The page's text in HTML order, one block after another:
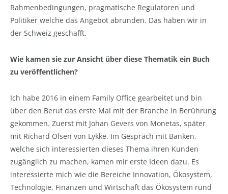
Rahmenbedingungen, pragmatische Regulatoren und
Politiker welche das Angebot abrunden. Das haben wir in
der Schweiz geschafft.
Wie kamen sie zur Ansicht über diese Thematik ein Buch
zu veröffentlichen?
Ich habe 2016 in einem Family Office gearbeitet und bin
über den Beruf das erste Mal mit der Branche in Berührung
gekommen. Zuerst mit Johan Gevers von Monetas, später
mit Richard Olsen von Lykke. Im Gespräch mit Banken,
welche sich interessierten dieses Thema ihren Kunden
zugänglich zu machen, kamen mir erste Ideen dazu. Es
interessierte mich wie die Bereiche Innovation, Ökosystem,
Technologie, Finanzen und Wirtschaft das Ökosystem rund